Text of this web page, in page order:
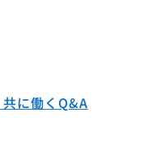
に働くQ&A